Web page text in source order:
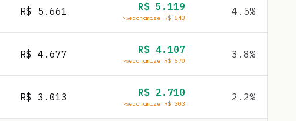
R$5.661 R$ 5.119
economize R$ 543
4.5%
R$4.677 R$ 4.107
economize R$ 570
3.8%
R$3.013 R$ 2.710
economize R$ 303
2.2%